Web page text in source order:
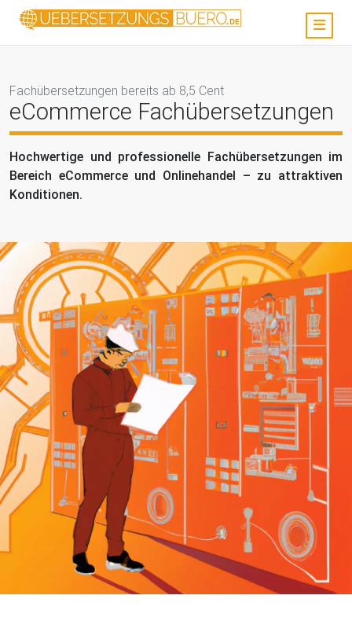
Fachübersetzungen bereits ab 8,5 Cent
eCommerce Fachübersetzungen
Hochwertige und professionelle Fachübersetzungen im
Bereich eCommerce und Onlinehandel – zu attraktiven
Konditionen.